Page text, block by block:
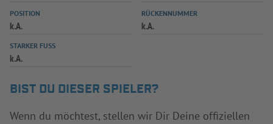
POSITION
k.A.
RÜCKENNUMMER
k.A.
STARKER FUSS
k.A.
BIST DU DIESER SPIELER?
Wenn du möchtest, stellen wir Dir Deine offiziellen